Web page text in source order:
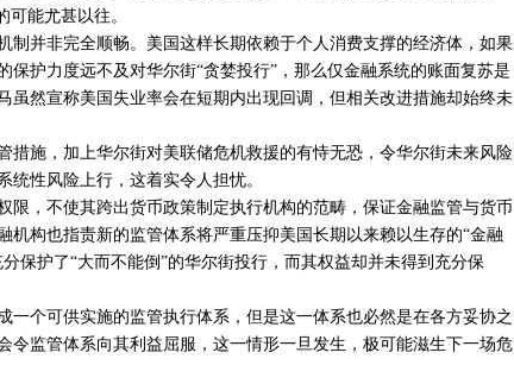
能尤甚以往。
并非完全顺畅。美国这样长期依赖于个人消费支撑的经济体，如果
保护力度远不及对华尔街“贪婪投行”，那么仅金融系统的账面复苏是
虽然宣称美国失业率会在短期内出现回调，但相关改进措施却始终未
施，加上华尔街对美联储危机救援的有恃无恐，令华尔街未来风险
性风险上行，这着实令人担忧。
，不使其跨出货币政策制定执行机构的范畴，保证金融监管与货币
机构也指责新的监管体系将严重压抑美国长期以来赖以生存的“金融
保护了“大而不能倒”的华尔街投行，而其权益却并未得到充分保
个可供实施的监管执行体系，但是这一体系也必然是在各方妥协之
令监管体系向其利益屈服，这一情形一旦发生，极可能滋生下一场危